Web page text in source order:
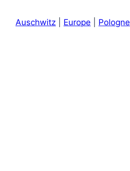
Auschwitz Europe Pologne